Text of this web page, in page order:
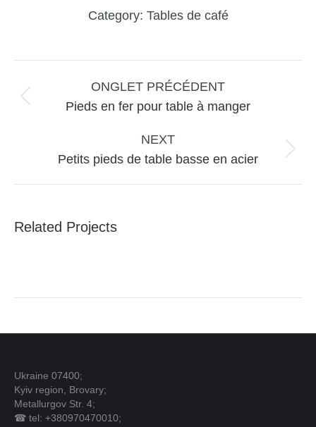
Category: Tables de café
de
commentaire
ONGLET PRÉCÉDENT
Onglet
Pieds en fer pour table à manger
NEXT
Projets
Petits pieds de table basse en acier
Related Projects
Ukraine 07400;
Kyiv region, Brovary;
Metallurgov Str. 4;
☎ tel: +380970470010;